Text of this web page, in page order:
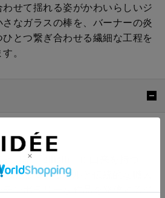
せて揺れる姿がかわいらしいジ
なガラスの棒を、バーナーの炎
とつ繋ぎ合わせる繊細な工程を
。
ヒリ語「silisili」に由来を持つ
のあるマテリアルと伝統的な職人
ンポラリーな作品を発信するジ